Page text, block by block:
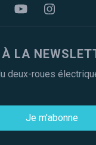
YoutubeInstagram
LA
deux-roues
Je m'abonne